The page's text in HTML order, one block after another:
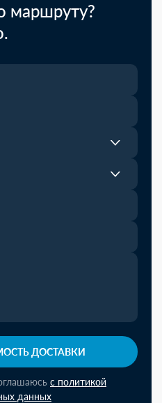
маршруту?
ДОСТАВКИ
с политикой
данных